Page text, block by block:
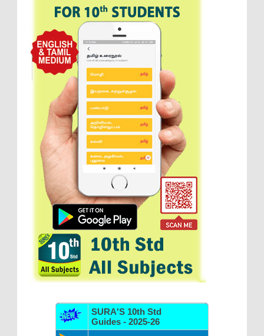
SURA'S 10th Std
Guides - 2025-26